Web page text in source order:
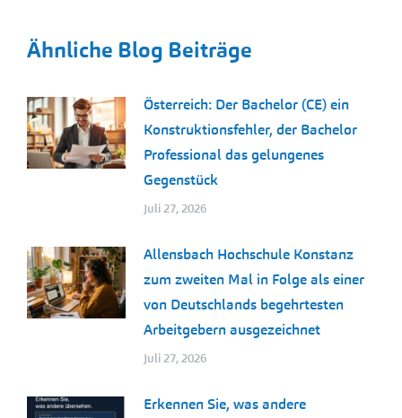
Ähnliche Blog Beiträge
Österreich: Der Bachelor (CE) ein
Konstruktionsfehler, der Bachelor
Professional das gelungenes
Gegenstück
Juli 27, 2026
Allensbach Hochschule Konstanz
zum zweiten Mal in Folge als einer
von Deutschlands begehrtesten
Arbeitgebern ausgezeichnet
Juli 27, 2026
Erkennen Sie, was andere